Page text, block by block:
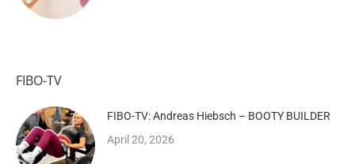
FIBO-TV
FIBO-TV: Andreas Hiebsch – BOOTY BUILDER
April 20, 2026